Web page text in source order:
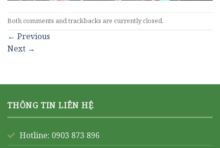
Both comments and trackbacks are currently closed.
← Previous
Next →
THÔNG TIN LIÊN HỆ
Hotline: 0903 873 896